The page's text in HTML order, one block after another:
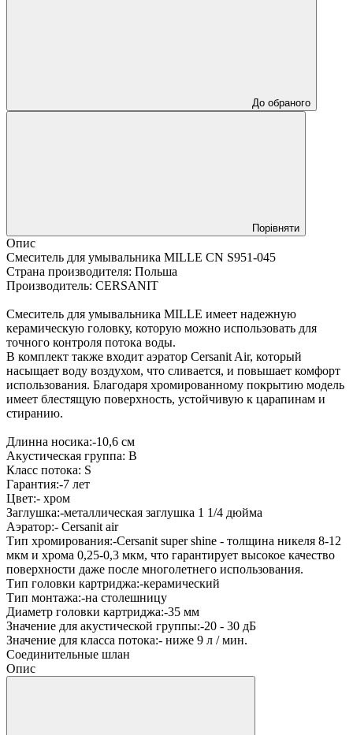
До обраного
Порівняти
Опис
Смеситель для умывальника MILLE CN S951-045
Страна производителя: Польша
Производитель: CERSANIT
Смеситель для умывальника MILLE имеет надежную
керамическую головку, которую можно использовать для
точного контроля потока воды.
В комплект также входит аэратор Cersanit Air, который
насыщает воду воздухом, что сливается, и повышает комфорт
использования. Благодаря хромированному покрытию модель
имеет блестящую поверхность, устойчивую к царапинам и
стиранию.
Длинна носика:-10,6 см
Акустическая группа: B
Класс потока: S
Гарантия:-7 лет
Цвет:- хром
Заглушка:-металлическая заглушка 1 1/4 дюйма
Аэратор:- Cersanit air
Тип хромирования:-Cersanit super shine - толщина никеля 8-12
мкм и хрома 0,25-0,3 мкм, что гарантирует высокое качество
поверхности даже после многолетнего использования.
Тип головки картриджа:-керамический
Тип монтажа:-на столешницу
Диаметр головки картриджа:-35 мм
Значение для акустической группы:-20 - 30 дБ
Значение для класса потока:- ниже 9 л / мин.
Соединительные шлан
Опис